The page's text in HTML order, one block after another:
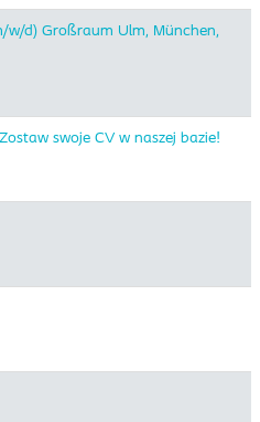
d) Großraum Ulm, München,
swoje CV w naszej bazie!